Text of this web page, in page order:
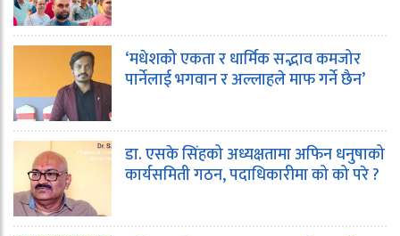
‘मधेशको एकता र धार्मिक सद्भाव कमजोर
पार्नेलाई भगवान र अल्लाहले माफ गर्ने छैन’
डा. एसके सिंहको अध्यक्षतामा अफिन धनुषाको
कार्यसमिती गठन, पदाधिकारीमा को को परे ?